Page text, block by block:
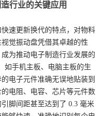
行业的关键应用
速更新换代的特点，对物料
觉振动盘凭借其卓越的性
为推动电子制造行业发展的
如手机主板、电脑主板的生
电子元件准确无误地贴装到
电阻、电容、芯片等元件数
脚间距甚至达到了 0.3 毫米